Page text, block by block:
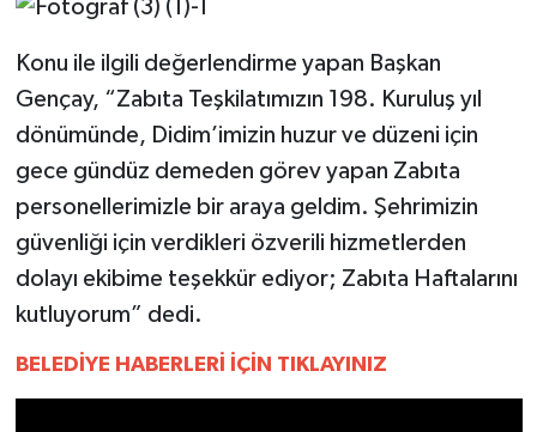
Konu ile ilgili değerlendirme yapan Başkan
Gençay, “Zabıta Teşkilatımızın 198. Kuruluş yıl
dönümünde, Didim’imizin huzur ve düzeni için
gece gündüz demeden görev yapan Zabıta
personellerimizle bir araya geldim. Şehrimizin
güvenliği için verdikleri özverili hizmetlerden
dolayı ekibime teşekkür ediyor; Zabıta Haftalarını
kutluyorum” dedi.
BELEDİYE HABERLERİ İÇİN TIKLAYINIZ
SPOR
TEKNOLOJİ
YAŞAM
YEREL
AFYON